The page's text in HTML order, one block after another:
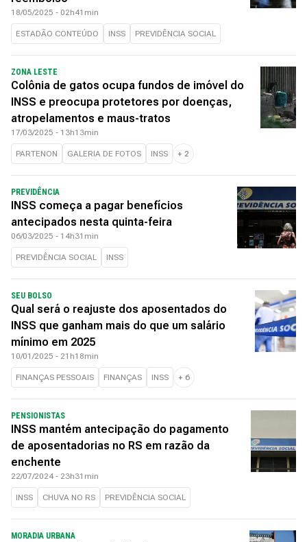
18/05/2025 - 02h41min
ESTADÃO CONTEÚDO INSS PREVIDÊNCIA SOCIAL
ZONA LESTE
Colônia de gatos ocupa fundos de imóvel do
INSS e preocupa protetores por doenças,
atropelamentos e maus-tratos
17/03/2025 - 13h13min
PARTENON GALERIA DE FOTOS INSS + 2
PREVIDÊNCIA
INSS começa a pagar benefícios
antecipados nesta quinta-feira
06/03/2025 - 14h31min
PREVIDÊNCIA SOCIAL INSS
SEU BOLSO
Qual será o reajuste dos aposentados do
INSS que ganham mais do que um salário
mínimo em 2025
10/01/2025 - 21h18min
FINANÇAS PESSOAIS FINANÇAS INSS + 6
PENSIONISTAS
INSS mantém antecipação do pagamento
de aposentadorias no RS em razão da
enchente
22/07/2024 - 23h31min
INSS CHUVA NO RS PREVIDÊNCIA SOCIAL
MORADIA URBANA